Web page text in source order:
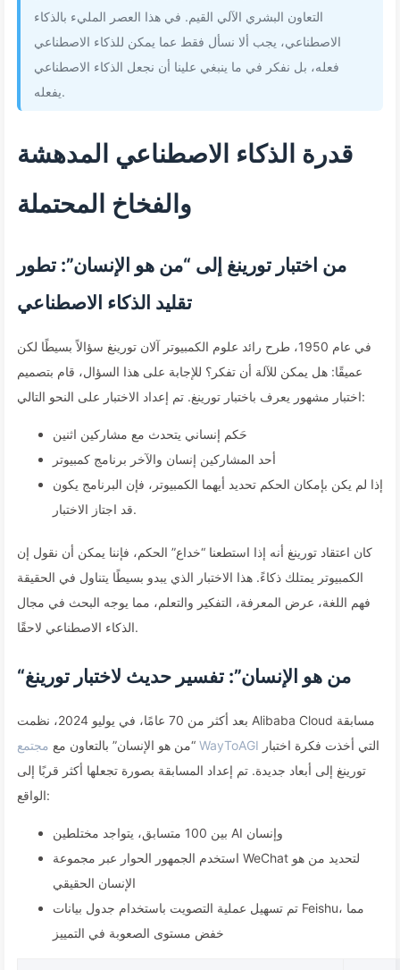
التعاون البشري الآلي القيم. في هذا العصر المليء بالذكاء
الاصطناعي، يجب ألا نسأل فقط عما يمكن للذكاء الاصطناعي
فعله، بل نفكر في ما ينبغي علينا أن نجعل الذكاء الاصطناعي
يفعله.
قدرة الذكاء الاصطناعي المدهشة
والفخاخ المحتملة
من اختبار تورينغ إلى “من هو الإنسان”: تطور
تقليد الذكاء الاصطناعي
في عام 1950، طرح رائد علوم الكمبيوتر آلان تورينغ سؤالاً بسيطًا لكن
عميقًا: هل يمكن للآلة أن تفكر؟ للإجابة على هذا السؤال، قام بتصميم
اختبار مشهور يعرف باختبار تورينغ. تم إعداد الاختبار على النحو التالي:
حَكم إنساني يتحدث مع مشاركين اثنين
أحد المشاركين إنسان والآخر برنامج كمبيوتر
إذا لم يكن بإمكان الحكم تحديد أيهما الكمبيوتر، فإن البرنامج يكون
قد اجتاز الاختبار.
كان اعتقاد تورينغ أنه إذا استطعنا “خداع” الحكم، فإننا يمكن أن نقول إن
الكمبيوتر يمتلك ذكاءً. هذا الاختبار الذي يبدو بسيطًا يتناول في الحقيقة
فهم اللغة، عرض المعرفة، التفكير والتعلم، مما يوجه البحث في مجال
الذكاء الاصطناعي لاحقًا.
“من هو الإنسان”: تفسير حديث لاختبار تورينغ
بعد أكثر من 70 عامًا، في يوليو 2024، نظمت Alibaba Cloud مسابقة
“من هو الإنسان” بالتعاون مع مجتمع WayToAGI
تورينغ إلى أبعاد جديدة. تم إعداد المسابقة بصورة تجعلها أكثر قربًا إلى
الواقع:
بين 100 متسابق، يتواجد مختلطين AI وإنسان
استخدم الجمهور الحوار عبر مجموعة WeChat لتحديد من هو
الإنسان الحقيقي
تم تسهيل عملية التصويت باستخدام جدول بيانات Feishu، مما
خفض مستوى الصعوبة في التمييز